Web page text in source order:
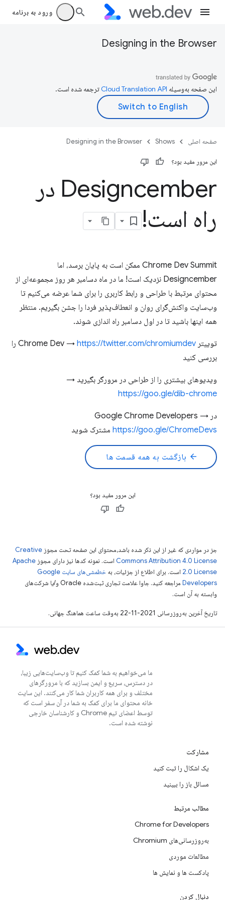
ورود به برنامه
Designing in the Browser
این صفحه به‌وسیله ترجمه شده است.
صفحه اصلی Shows
Designing in the Browser
این مرور مفید بود؟
Designcember در
راه است!
Chrome Dev Summit ممکن است به پایان برسد، اما
Designcember نزدیک است! ما در ماه دسامبر هر روز مجموعه‌ای از
محتوای مرتبط با طراحی و رابط کاربری را برای شما عرضه می‌کنیم تا
وب‌سایت واکنش‌گرای روان و انعطاف‌پذیر فردا را جشن بگیریم. منتظر
همه اینها باشید تا در اول دسامبر راه اندازی شوند.
توییتر Chrome Dev → https://twitter.com/chromiumdev
را
بررسی کنید
ویدیوهای بیشتری را از طراحی در مرورگر بگیرید →
https://goo.gle/dib-chrome
در Google Chrome Developers →
https://goo.gle/ChromeDevs مشترک شوید
arrow_back بازگشت به همه قسمت ها
این مرور مفید بود؟
جز در مواردی که غیر از این ذکر شده باشد،‌محتوای این صفحه تحت مجوز Creative
Commons Attribution 4.0 License است. نمونه کدها نیز دارای مجوز Apache
2.0 License است. برای اطلاع از جزئیات، به
خطمشی‌های سایت Google
Developers‏
مراجعه کنید. جاوا علامت تجاری ثبت‌شده Oracle و/یا شرکت‌های
وابسته به آن است.
تاریخ آخرین به‌روزرسانی 2021-11-22 به‌وقت ساعت هماهنگ جهانی.
ما می‌خواهیم به شما کمک کنیم تا وب‌سایت‌هایی زیبا،
در دسترس، سریع و ایمن بسازید که با مرورگرهای
مختلف و برای همه کاربران شما کار می‌کنند. این سایت
خانه محتوای ما برای کمک به شما در آن سفر است که
توسط اعضای تیم Chrome و کارشناسان خارجی
نوشته شده است.
مشارکت
یک اشکال را ثبت کنید
مسائل باز را ببینید
مطالب مرتبط
Chrome for Developers
به‌روزرسانی‌های Chromium
مطالعات موردی
پادکست ها و نمایش ها
دنبال کردن